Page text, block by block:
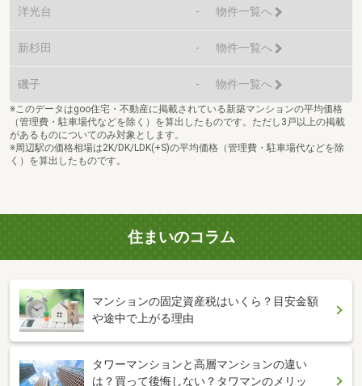
洋光台 - 物件一覧へ
新杉田 - 物件一覧へ
磯子 - 物件一覧へ
※このデータはgoo住宅・不動産に掲載されている新築マンションの平均価格
（管理費・駐車場代などを除く）を算出したものです。ただし3戸以上の掲載
があるものについてのみ対象とします。
※周辺駅の価格相場は2K/DK/LDK(+S)の平均価格（管理費・駐車場代などを除
く）を算出したものです。
住まいのコラム
マンションの固定資産税はいくら？目安金額
や途中で上がる理由
タワーマンションと高層マンションの違い
は？買って後悔しない？タワマンのメリッ